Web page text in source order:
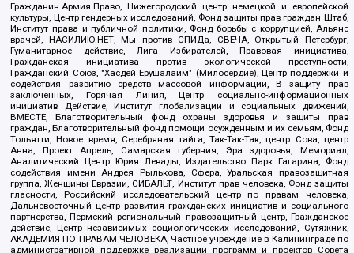
Гражданин.Армия.Право, Нижегородский центр немецкой и европейской
культуры, Центр гендерных исследований, Фонд защиты прав граждан Штаб,
Институт права и публичной политики, Фонд борьбы с коррупцией, Альянс
врачей, НАСИЛИЮ.НЕТ, Мы против СПИДа, СВЕЧА, Открытый Петербург,
Гуманитарное действие, Лига Избирателей, Правовая инициатива,
Гражданская инициатива против экологической преступности,
Гражданский Союз, "Хасдей Ерушалаим" (Милосердие), Центр поддержки и
содействия развитию средств массовой информации, В защиту прав
заключенных, Горячая Линия, Центр социально-информационных
инициатив Действие, Институт глобализации и социальных движений,
ВМЕСТЕ, Благотворительный фонд охраны здоровья и защиты прав
граждан, Благотворительный фонд помощи осужденным и их семьям, Фонд
Тольятти, Новое время, Серебряная тайга, Так-Так-Так, центр Сова, центр
Анна, Проект Апрель, Самарская губерния, Эра здоровья, Мемориал,
Аналитический Центр Юрия Левады, Издательство Парк Гагарина, Фонд
содействия имени Андрея Рылькова, Сфера, Уральская правозащитная
группа, Женщины Евразии, СИБАЛЬТ, Институт прав человека, Фонд защиты
гласности, Российский исследовательский центр по правам человека,
Дальневосточный центр развития гражданских инициатив и социального
партнерства, Пермский региональный правозащитный центр, Гражданское
действие, Центр независимых социологических исследований, Сутяжник,
АКАДЕМИЯ ПО ПРАВАМ ЧЕЛОВЕКА, Частное учреждение в Калининграде по
административной поддержке реализации программ и проектов Совета